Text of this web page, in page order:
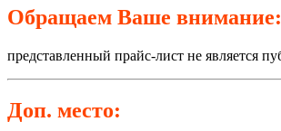
Обращаем Ваше внимание:
представленный прайс-лист не является
Доп. место: